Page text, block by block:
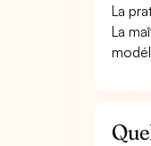
La
La